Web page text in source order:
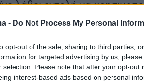
- Do Not Process My Personal
opt-out of the sale, sharing to third parties,
for targeted advertising by us,
selection. Please note that after your opt-out
interest-based ads based on personal
λάβει εντολή να
άδεια οδήγησης, στο όνομα
το όνομα
σύνδεσμο που
Διευθυντηρίου